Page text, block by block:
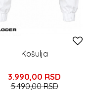
Košulja
3.990,00 RSD
5.490,00RSD